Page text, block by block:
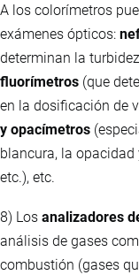
A los colorímetros
exámenes ópticos:
determinan la
fluorímetros (que
en la dosificación de
y opacímetros
blancura, la opacidad
etc.), etc.
8) Los analizadores
análisis de gases
combustión (gases